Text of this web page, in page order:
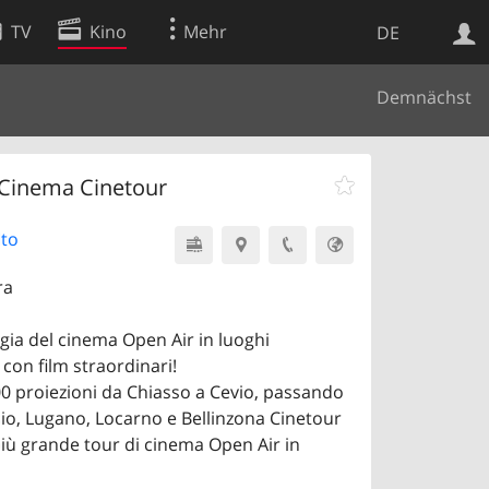
DE
TV Kino Mehr
Demnächst
Cinetour
del cinema Open Air in luoghi
film straordinari!
proiezioni da Chiasso a Cevio, passando
Lugano, Locarno e Bellinzona Cinetour
grande tour di cinema Open Air in